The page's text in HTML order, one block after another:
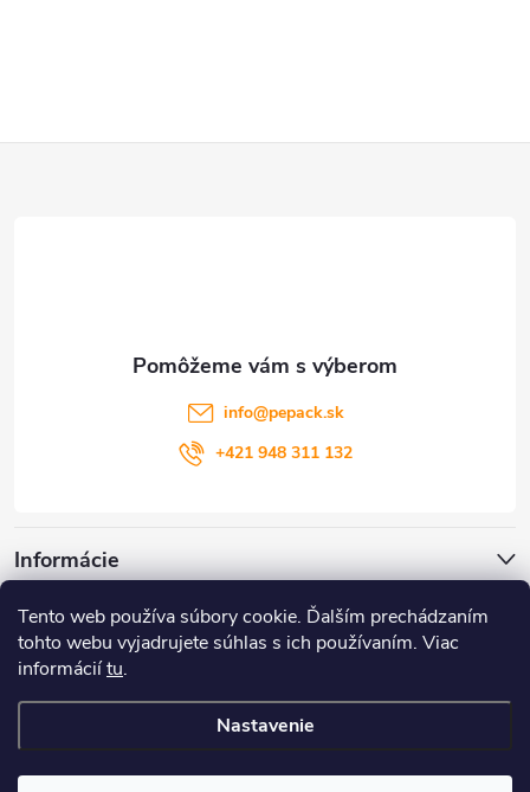
Tento web používa súbory cookie. Ďalším prechádzaním
tohto webu vyjadrujete súhlas s ich používaním. Viac
informáciítu.
Nastavenie
e
Informácie
Zákaznícky servis
info@pepack.sk
+421 948 311 132
Copyright 2026PePack. Všetky práva vyhradené.